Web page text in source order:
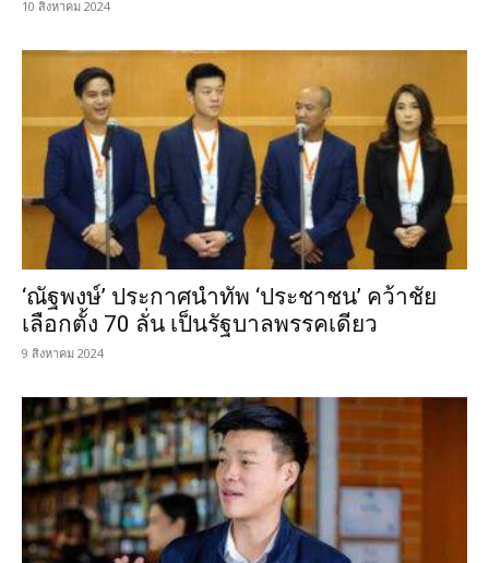
10 สิงหาคม 2024
‘ณัฐพงษ์’ ประกาศนำทัพ ‘ประชาชน’ คว้าชัย
เลือกตั้ง 70 ลั่น เป็นรัฐบาลพรรคเดียว
9 สิงหาคม 2024